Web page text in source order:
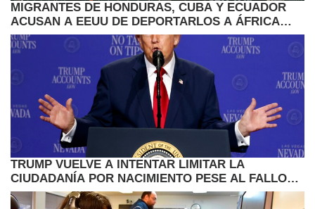
MIGRANTES DE HONDURAS, CUBA Y ECUADOR
ACUSAN A EEUU DE DEPORTARLOS A ÁFRICA
POR SORPRESA
TRUMP VUELVE A INTENTAR LIMITAR LA
CIUDADANÍA POR NACIMIENTO PESE AL FALLO
DEL SUPREMO